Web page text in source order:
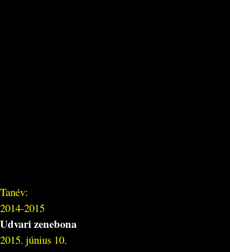
Tanév:
2014-2015
Udvari zenebona
2015. június 10.